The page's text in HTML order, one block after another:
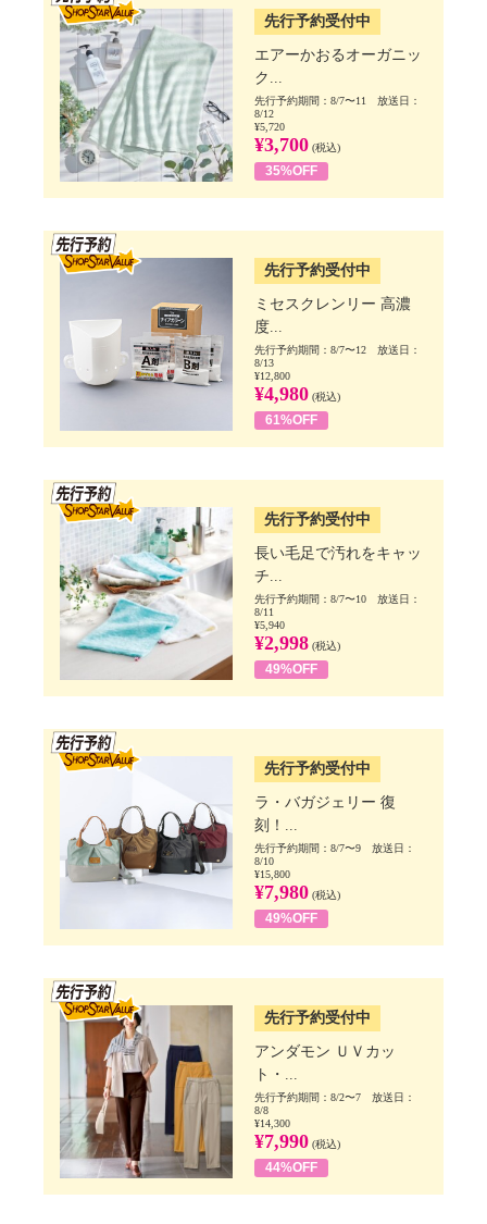
先行予約受付中
エアーかおるオーガニッ
ク...
先行予約期間：8/7〜11 放送日：
8/12
¥5,720
¥3,700 (税込)
35%OFF
先行予約受付中
ミセスクレンリー 高濃
度...
先行予約期間：8/7〜12 放送日：
8/13
¥12,800
¥4,980 (税込)
61%OFF
先行予約受付中
長い毛足で汚れをキャッ
チ...
先行予約期間：8/7〜10 放送日：
8/11
¥5,940
¥2,998 (税込)
49%OFF
先行予約受付中
ラ・バガジェリー 復
刻！...
先行予約期間：8/7〜9 放送日：
8/10
¥15,800
¥7,980 (税込)
49%OFF
先行予約受付中
アンダモン ＵＶカッ
ト・...
先行予約期間：8/2〜7 放送日：
8/8
¥14,300
¥7,990 (税込)
44%OFF